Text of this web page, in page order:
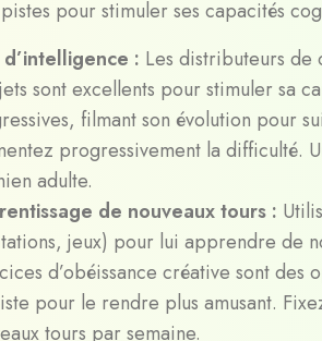
pour stimuler ses capacités
d’intelligence : Les distributeurs de
sont excellents pour stimuler sa
filmant son évolution pour
progressivement la difficulté.
adulte.
de nouveaux tours :
jeux) pour lui apprendre de
d’obéissance créative sont des
pour le rendre plus amusant.
tours par semaine.